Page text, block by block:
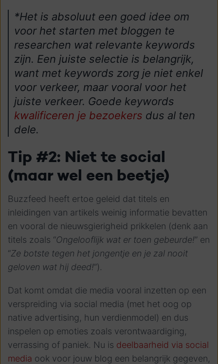
*Het is absoluut een goed idee om
voor het starten met bloggen te
researchen wat relevante keywords
zijn. Een juiste selectie is belangrijk,
want met keywords zorg je niet enkel
voor verkeer, maar vooral voor het
juiste verkeer. Goede keywords
kwalificeren je bezoekers dus al ten
dele.
Tip #2: Niet te social
(maar wel een beetje)
Buzzfeed heeft ertoe geleid dat titels en
inleidingen van artikels weinig informatie bevatten
en vooral de nieuwsgierigheid prikkelen (denk aan
titels zoals “Ongelooflijk wat er toen gebeurde!” en
“Ze botste tegen het jongentje en je zal nooit
geloven wat hij deed!”).
Dat komt omdat die media vooral inzetten op een
verspreiding via social media (met het oog op
native advertising, hun verdienmodel) en dus
inspelen op emoties zoals verontwaardiging,
verrassing of paniek. Nu is deelbaarheid via social
media ook voor jouw blog een belangrijk gegeven,